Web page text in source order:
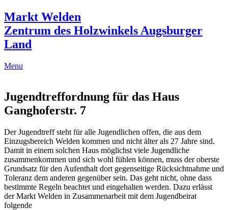
Markt Welden
Zentrum des Holzwinkels Augsburger
Land
Menu
Jugendtreffordnung für das Haus
Ganghoferstr. 7
Der Jugendtreff steht für alle Jugendlichen offen, die aus dem
Einzugsbereich Welden kommen und nicht älter als 27 Jahre sind.
Damit in einem solchen Haus möglichst viele Jugendliche
zusammenkommen und sich wohl fühlen können, muss der oberste
Grundsatz für den Aufenthalt dort gegenseitige Rücksichtnahme und
Toleranz dem anderen gegenüber sein. Das geht nicht, ohne dass
bestimmte Regeln beachtet und eingehalten werden. Dazu erlässt
der Markt Welden in Zusammenarbeit mit dem Jugendbeirat
folgende